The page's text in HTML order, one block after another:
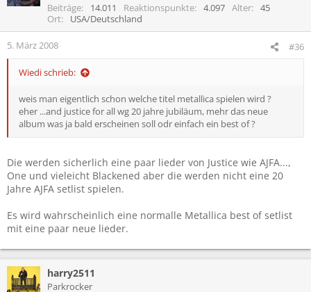
Beiträge
14.011 Reaktionspunkte 4.097 Alter
45
Ort
USA/Deutschland
5. März 2008 #36
Wiedi schrieb:
weis man eigentlich schon welche titel metallica spielen wird ?
eher ...and justice for all wg 20 jahre jubiläum, mehr das neue
album was ja bald erscheinen soll odr einfach ein best of ?
Die werden sicherlich eine paar lieder von Justice wie AJFA...,
One und vieleicht Blackened aber die werden nicht eine 20
Jahre AJFA setlist spielen.
Es wird wahrscheinlich eine normalle Metallica best of setlist
mit eine paar neue lieder.
harry2511
Parkrocker